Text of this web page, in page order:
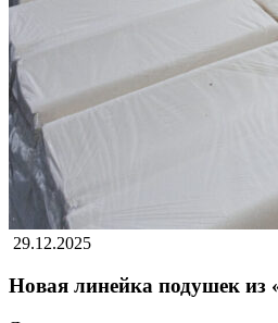
29.12.2025
Новая линейка подушек из